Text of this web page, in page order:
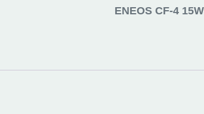
200L
ENEOS CF-4